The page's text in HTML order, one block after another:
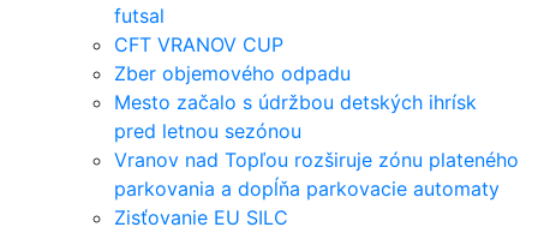
futsal
CFT VRANOV CUP
Zber objemového odpadu
Mesto začalo s údržbou detských ihrísk
pred letnou sezónou
Vranov nad Topľou rozširuje zónu plateného
parkovania a dopĺňa parkovacie automaty
Zisťovanie EU SILC